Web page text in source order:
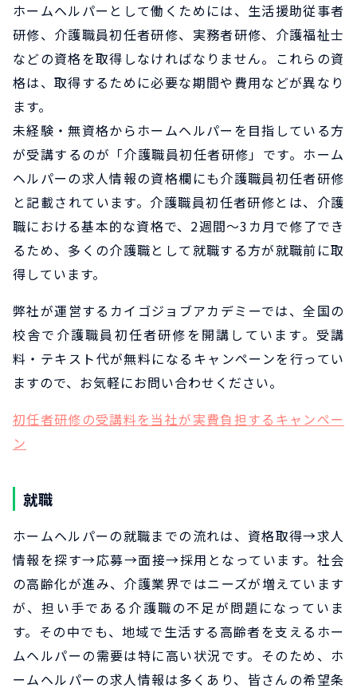
ホームヘルパーとして働くためには、生活援助従事者
研修、介護職員初任者研修、実務者研修、介護福祉士
などの資格を取得しなければなりません。これらの資
格は、取得するために必要な期間や費用などが異なり
ます。
未経験・無資格からホームヘルパーを目指している方
が受講するのが「介護職員初任者研修」です。ホーム
ヘルパーの求人情報の資格欄にも介護職員初任者研修
と記載されています。介護職員初任者研修とは、介護
職における基本的な資格で、2週間～3カ月で修了でき
るため、多くの介護職として就職する方が就職前に取
得しています。
弊社が運営するカイゴジョブアカデミーでは、全国の
校舎で介護職員初任者研修を開講しています。受講
料・テキスト代が無料になるキャンペーンを行ってい
ますので、お気軽にお問い合わせください。
初任者研修の受講料を当社が実費負担するキャンペー
ン
就職
ホームヘルパーの就職までの流れは、資格取得→求人
情報を探す→応募→面接→採用となっています。社会
の高齢化が進み、介護業界ではニーズが増えています
が、担い手である介護職の不足が問題になっていま
す。その中でも、地域で生活する高齢者を支えるホー
ムヘルパーの需要は特に高い状況です。そのため、ホ
ームヘルパーの求人情報は多くあり、皆さんの希望条